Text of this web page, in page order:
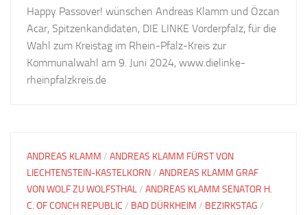
Happy Passover! wünschen Andreas Klamm und Özcan
Acar, Spitzenkandidaten, DIE LINKE Vorderpfalz, für die
Wahl zum Kreistag im Rhein-Pfalz-Kreis zur
Kommunalwahl am 9. Juni 2024, www.dielinke-
rheinpfalzkreis.de
ANDREAS KLAMM / ANDREAS KLAMM FÜRST VON
LIECHTENSTEIN-KASTELKORN/ ANDREAS KLAMM GRAF
VON WOLF ZU WOLFSTHAL/ ANDREAS KLAMM SENATOR H.
C. OF CONCH REPUBLIC / BAD DÜRKHEIM / BEZIRKSTAG /